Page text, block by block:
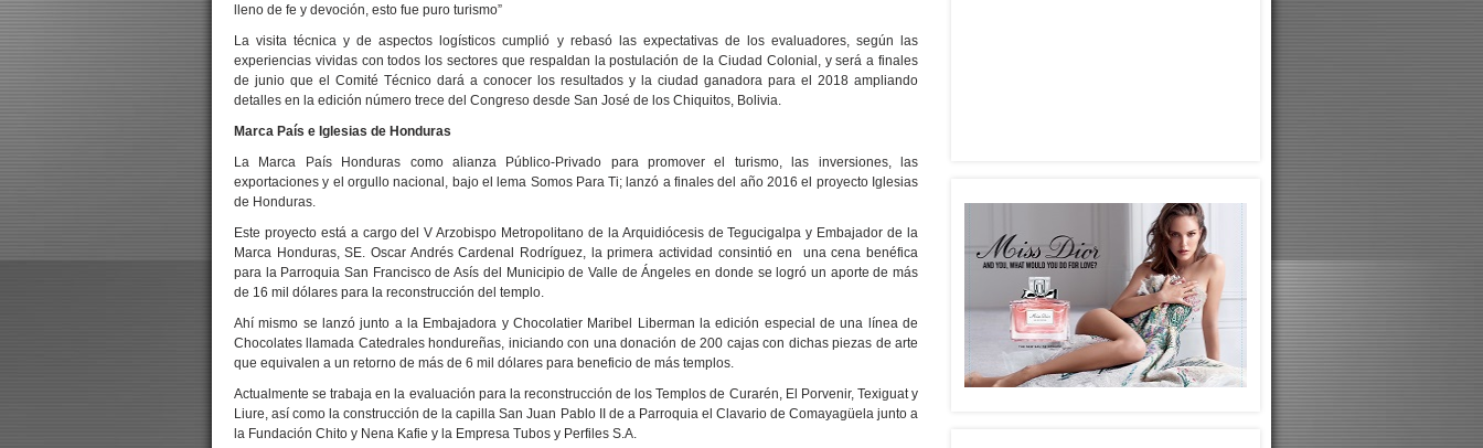
lleno de fe y devoción, esto fue puro turismo”
La visita técnica y de aspectos logísticos cumplió y rebasó las expectativas de los evaluadores, según las
experiencias vividas con todos los sectores que respaldan la postulación de la Ciudad Colonial, y será a finales
de junio que el Comité Técnico dará a conocer los resultados y la ciudad ganadora para el 2018 ampliando
detalles en la edición número trece del Congreso desde San José de los Chiquitos, Bolivia.
Marca País e Iglesias de Honduras
La Marca País Honduras como alianza Público-Privado para promover el turismo, las inversiones, las
exportaciones y el orgullo nacional, bajo el lema Somos Para Ti; lanzó a finales del año 2016 el proyecto Iglesias
de Honduras.
Este proyecto está a cargo del V Arzobispo Metropolitano de la Arquidiócesis de Tegucigalpa y Embajador de la
Marca Honduras, SE. Oscar Andrés Cardenal Rodríguez, la primera actividad consintió en una cena benéfica
para la Parroquia San Francisco de Asís del Municipio de Valle de Ángeles en donde se logró un aporte de más
de 16 mil dólares para la reconstrucción del templo.
Ahí mismo se lanzó junto a la Embajadora y Chocolatier Maribel Liberman la edición especial de una línea de
Chocolates llamada Catedrales hondureñas, iniciando con una donación de 200 cajas con dichas piezas de arte
que equivalen a un retorno de más de 6 mil dólares para beneficio de más templos.
Actualmente se trabaja en la evaluación para la reconstrucción de los Templos de Curarén, El Porvenir, Texiguat y
Liure, así como la construcción de la capilla San Juan Pablo II de a Parroquia el Clavario de Comayagüela junto a
la Fundación Chito y Nena Kafie y la Empresa Tubos y Perfiles S.A.